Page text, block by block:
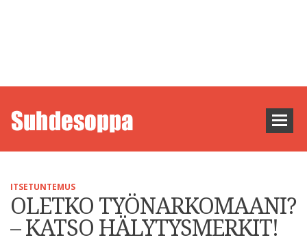
ITSETUNTEMUS
OLETKO TYÖNARKOMAANI?
– KATSO HÄLYTYSMERKIT!